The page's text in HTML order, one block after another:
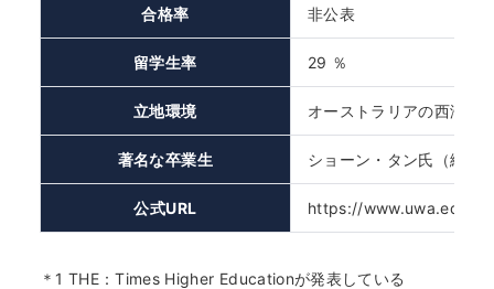
合格率 非公表
留学生率 29 ％
立地環境 オーストラリアの西海岸
著名な卒業生 ショーン・タン氏（絵本
公式URL https://
＊1 THE：Times Higher Educationが発表している